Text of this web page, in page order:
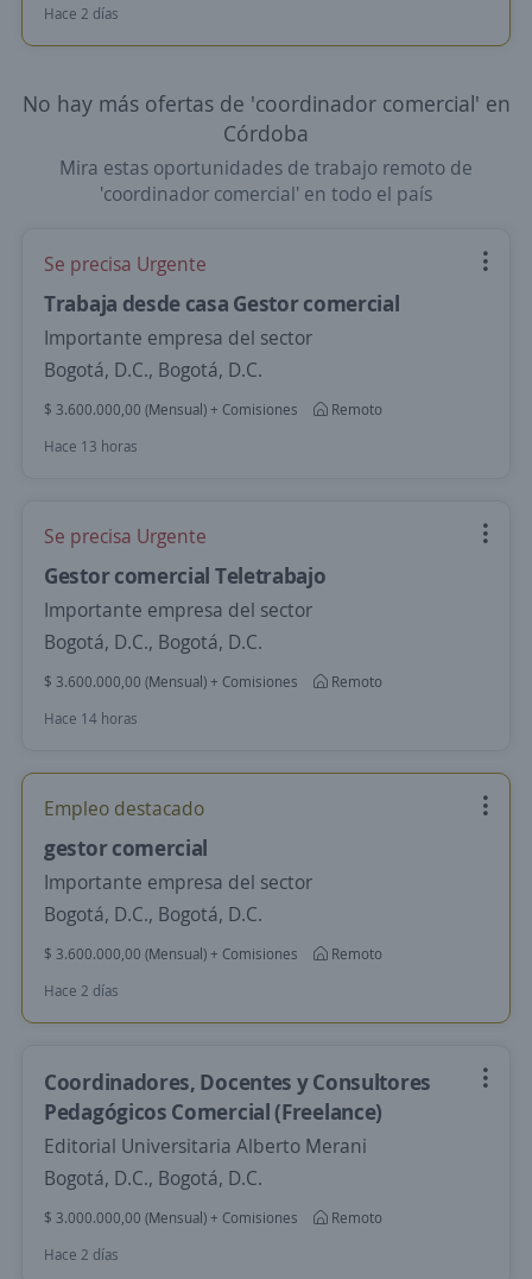
Hace 2 días
No hay más ofertas de 'coordinador comercial' en
Córdoba
Mira estas oportunidades de trabajo remoto de
'coordinador comercial' en todo el país
Se precisa Urgente
Trabaja desde casa Gestor comercial
Importante empresa del sector
Bogotá, D.C., Bogotá, D.C.
$ 3.600.000,00 (Mensual) + Comisiones
Remoto
Hace 13 horas
Se precisa Urgente
Gestor comercial Teletrabajo
Importante empresa del sector
Bogotá, D.C., Bogotá, D.C.
$ 3.600.000,00 (Mensual) + Comisiones
Remoto
Hace 14 horas
Empleo destacado
gestor comercial
Importante empresa del sector
Bogotá, D.C., Bogotá, D.C.
$ 3.600.000,00 (Mensual) + Comisiones
Remoto
Hace 2 días
Coordinadores, Docentes y Consultores
Pedagógicos Comercial (Freelance)
Editorial Universitaria Alberto Merani
Bogotá, D.C., Bogotá, D.C.
$ 3.000.000,00 (Mensual) + Comisiones
Remoto
Hace 2 días